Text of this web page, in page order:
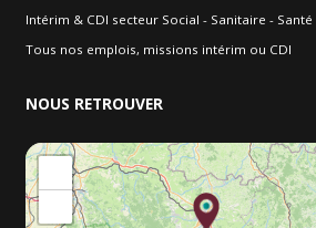
Intérim & CDI secteur Social - Sanitaire - Santé
Tous nos emplois, missions intérim ou CDI
NOUS RETROUVER